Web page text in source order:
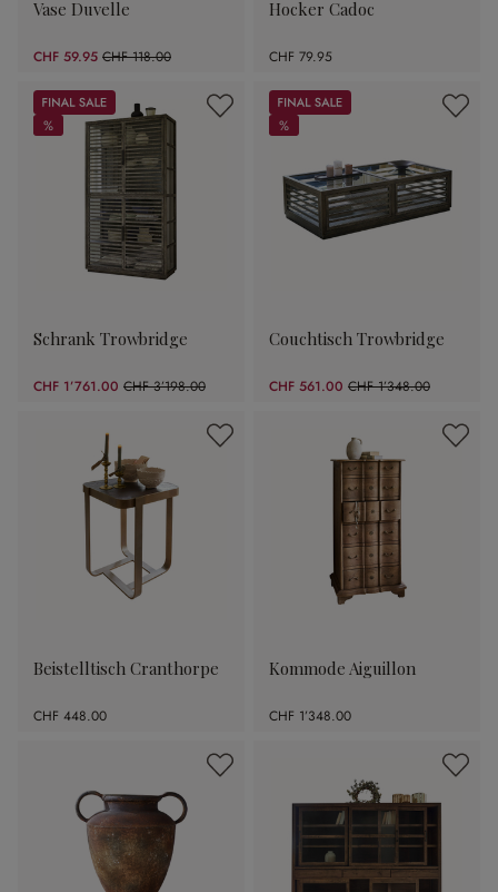
Vase Duvelle
CHF 59.95 CHF 118.00
(49.19% gespart)
Hocker Cadoc
CHF 79.95
Sale
%
%
Schrank Trowbridge
CHF 1’761.00 CHF 3’198.00
(44.93% gespart)
Sale
%
%
Couchtisch Trowbridge
CHF 561.00 CHF 1’348.00
(58.38% gespart)
Beistelltisch Cranthorpe
CHF 448.00
Kommode Aiguillon
CHF 1’348.00